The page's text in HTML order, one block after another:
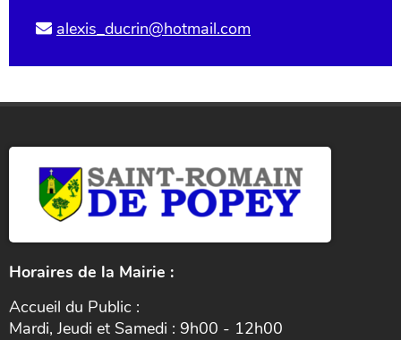
alexis_ducrin@hotmail.com
Horaires de la Mairie :
Accueil du Public :
Mardi, Jeudi et Samedi : 9h00 - 12h00